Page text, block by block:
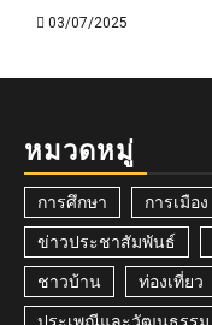
03/07/2025
หมวดหมู่
การศึกษา การเมือง
ข่าวประชาสัมพันธ์
ชาวบ้าน ท่องเที่ยว